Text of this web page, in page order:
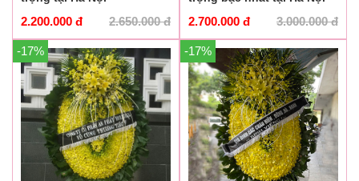
2.650.000đ
2.200.000 đ 3.000.000đ
2.700.000 đ
-17% -17%